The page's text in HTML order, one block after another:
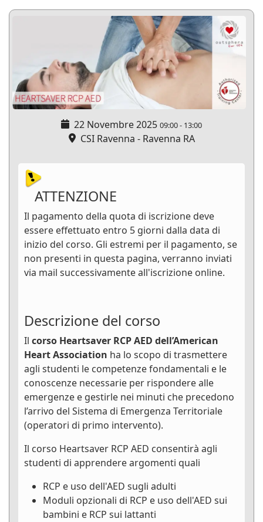
22 Novembre 2025 09:00- 13:00
CSI Ravenna - Ravenna RA
ATTENZIONE
Il pagamento della quota di iscrizione deve
essere effettuato entro 5 giorni dalla data di
inizio del corso. Gli estremi per il pagamento, se
non presenti in questa pagina, verranno inviati
via mail successivamente all'iscrizione online.
Descrizione del corso
Il corso Heartsaver RCP AED dell’American
Heart Association ha lo scopo di trasmettere
agli studenti le competenze fondamentali e le
conoscenze necessarie per rispondere alle
emergenze e gestirle nei minuti che precedono
l’arrivo del Sistema di Emergenza Territoriale
(operatori di primo intervento).
Il corso Heartsaver RCP AED consentirà agli
studenti di apprendere argomenti quali
RCP e uso dell'AED sugli adulti
Moduli opzionali di RCP e uso dell'AED sui
bambini e RCP sui lattanti